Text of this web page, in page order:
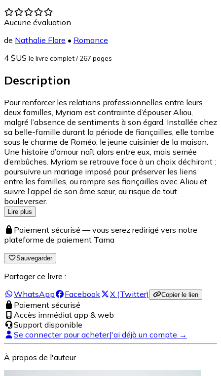
Aucune évaluation
de Nathalie Flore • Romance
4 $US le livre complet/ 267 pages
Description
Pour renforcer les relations professionnelles entre leurs
deux familles, Myriam est contrainte d’épouser Aliou,
malgré l’absence de sentiments à son égard. Installée chez
sa belle-famille durant la période de fiançailles, elle tombe
sous le charme de Roméo, le jeune cuisinier de la maison.
Une histoire d’amour naît alors entre eux, mais semée
d’embûches. Myriam se retrouve face à un choix déchirant :
poursuivre un mariage imposé pour préserver les liens
entre les familles, ou rompre ses fiançailles avec Aliou et
suivre l’appel de son âme sœur, au risque de tout
bouleverser.
Lire plus
Paiement sécurisé — vous serez redirigé vers notre
plateforme de paiement Tama
Sauvegarder
Partager ce livre :
WhatsApp
Facebook X (Twitter) Copier le lien
Paiement sécurisé
Accès immédiat app & web
Support disponible
Se connecter pour acheterJ'ai déjà un compte →
À propos de l'auteur